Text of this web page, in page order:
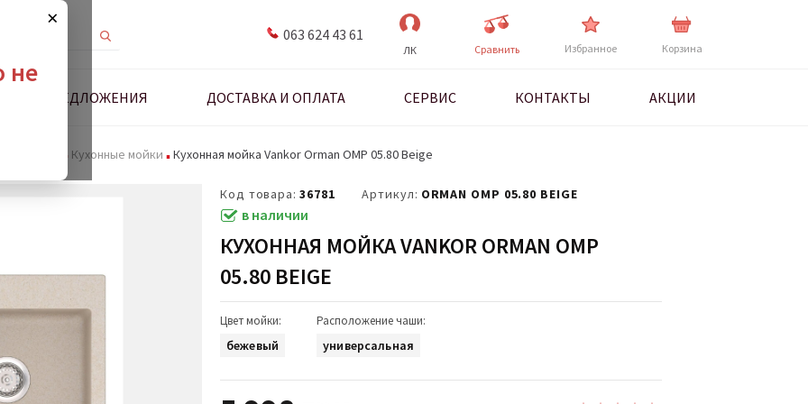
×
не
063 624 43 61
ЛК Cравнить Избранное Корзина
ПРЕДЛОЖЕНИЯ ДОСТАВКА И ОПЛАТА СЕРВИС КОНТАКТЫ АКЦИИ
Кухонные мойки Кухонная мойка Vankor Orman OMP 05.80 Beige
Код товара: 36781 Артикул: ORMAN OMP 05.80 BEIGE
в наличии
КУХОННАЯ МОЙКА VANKOR ORMAN OMP
05.80 BEIGE
Цвет мойки:
бежевый
Расположение чаши:
универсальная